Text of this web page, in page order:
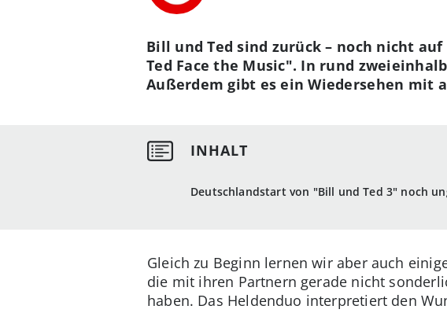
Deutschlandstart von "Bill und Ted 3" noch
Bill und Ted sind zurück – noch nicht
Ted Face the Music". In rund
Außerdem gibt es ein Wiedersehen mit
Gleich zu Beginn lernen wir aber auch
die mit ihren Partnern gerade nicht
haben. Das Heldenduo interpretiert den